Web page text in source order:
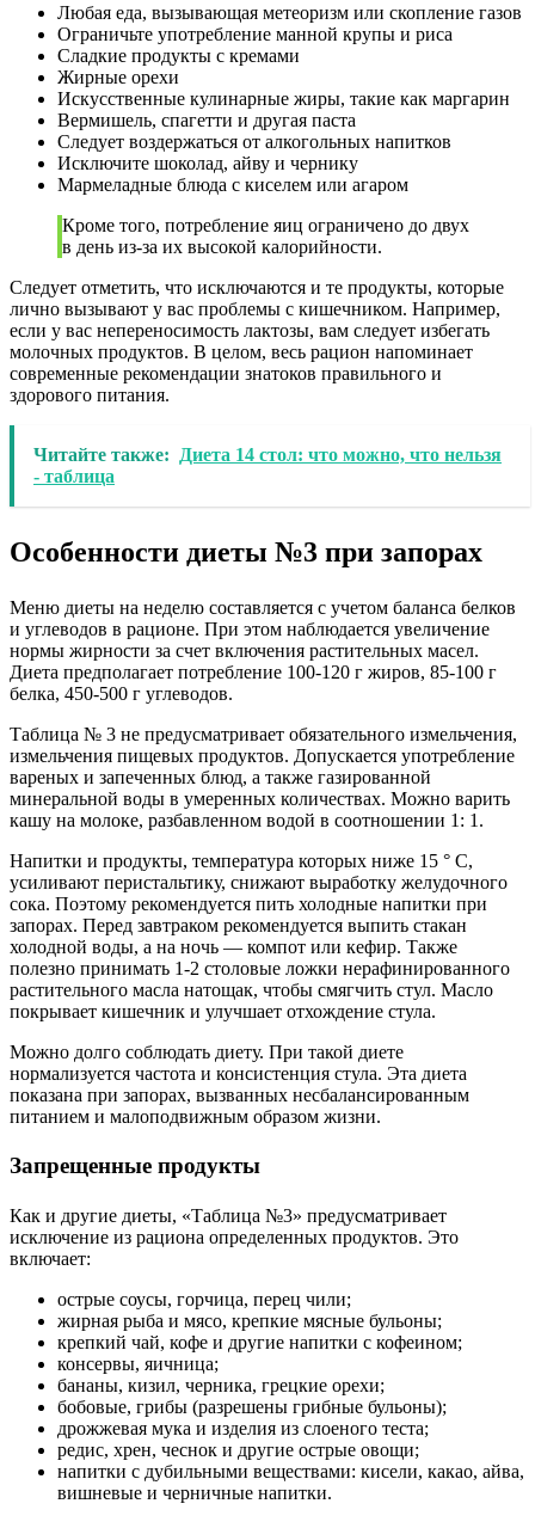
Любая еда, вызывающая метеоризм или скопление газов
Ограничьте употребление манной крупы и риса
Сладкие продукты с кремами
Жирные орехи
Искусственные кулинарные жиры, такие как маргарин
Вермишель, спагетти и другая паста
Следует воздержаться от алкогольных напитков
Исключите шоколад, айву и чернику
Мармеладные блюда с киселем или агаром
Кроме того, потребление яиц ограничено до двух
в день из-за их высокой калорийности.
Следует отметить, что исключаются и те продукты, которые
лично вызывают у вас проблемы с кишечником. Например,
если у вас непереносимость лактозы, вам следует избегать
молочных продуктов. В целом, весь рацион напоминает
современные рекомендации знатоков правильного и
здорового питания.
Читайте также:
Диета 14 стол: что можно, что нельзя
- таблица
Особенности диеты №3 при запорах
Меню диеты на неделю составляется с учетом баланса белков
и углеводов в рационе. При этом наблюдается увеличение
нормы жирности за счет включения растительных масел.
Диета предполагает потребление 100-120 г жиров, 85-100 г
белка, 450-500 г углеводов.
Таблица № 3 не предусматривает обязательного измельчения,
измельчения пищевых продуктов. Допускается употребление
вареных и запеченных блюд, а также газированной
минеральной воды в умеренных количествах. Можно варить
кашу на молоке, разбавленном водой в соотношении 1: 1.
Напитки и продукты, температура которых ниже 15 ° C,
усиливают перистальтику, снижают выработку желудочного
сока. Поэтому рекомендуется пить холодные напитки при
запорах. Перед завтраком рекомендуется выпить стакан
холодной воды, а на ночь — компот или кефир. Также
полезно принимать 1-2 столовые ложки нерафинированного
растительного масла натощак, чтобы смягчить стул. Масло
покрывает кишечник и улучшает отхождение стула.
Можно долго соблюдать диету. При такой диете
нормализуется частота и консистенция стула. Эта диета
показана при запорах, вызванных несбалансированным
питанием и малоподвижным образом жизни.
Запрещенные продукты
Как и другие диеты, «Таблица №3» предусматривает
исключение из рациона определенных продуктов. Это
включает:
острые соусы, горчица, перец чили;
жирная рыба и мясо, крепкие мясные бульоны;
крепкий чай, кофе и другие напитки с кофеином;
консервы, яичница;
бананы, кизил, черника, грецкие орехи;
бобовые, грибы (разрешены грибные бульоны);
дрожжевая мука и изделия из слоеного теста;
редис, хрен, чеснок и другие острые овощи;
напитки с дубильными веществами: кисели, какао, айва,
вишневые и черничные напитки.